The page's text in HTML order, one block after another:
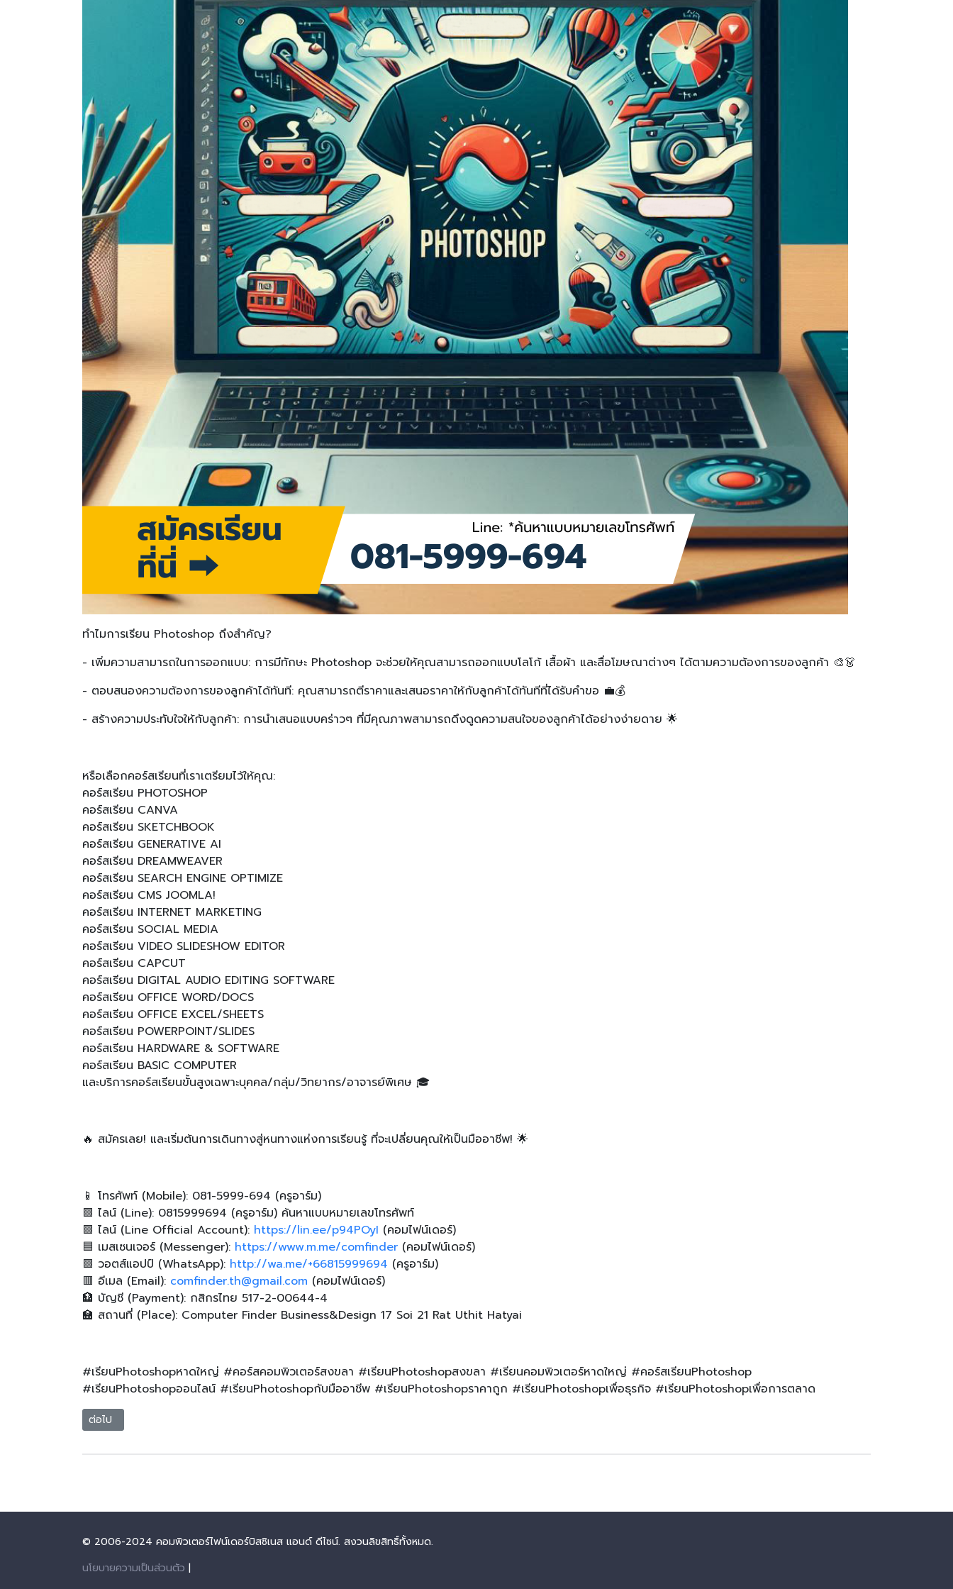
ทำไมการเรียน Photoshop ถึงสำคัญ?
- เพิ่มความสามารถในการออกแบบ: การมีทักษะ Photoshop จะช่วยให้คุณสามารถออกแบบโลโก้ เสื้อผ้า และสื่อโฆษณาต่างๆ ได้ตามความต้องการของลูกค้า 🎨👗
- ตอบสนองความต้องการของลูกค้าได้ทันที: คุณสามารถตีราคาและเสนอราคาให้กับลูกค้าได้ทันทีที่ได้รับคำขอ 💼💰
- สร้างความประทับใจให้กับลูกค้า: การนำเสนอแบบคร่าวๆ ที่มีคุณภาพสามารถดึงดูดความสนใจของลูกค้าได้อย่างง่ายดาย 🌟
หรือเลือกคอร์สเรียนที่เราเตรียมไว้ให้คุณ:
คอร์สเรียน PHOTOSHOP
คอร์สเรียน CANVA
คอร์สเรียน SKETCHBOOK
คอร์สเรียน GENERATIVE AI
คอร์สเรียน DREAMWEAVER
คอร์สเรียน SEARCH ENGINE OPTIMIZE
คอร์สเรียน CMS JOOMLA!
คอร์สเรียน INTERNET MARKETING
คอร์สเรียน SOCIAL MEDIA
คอร์สเรียน VIDEO SLIDESHOW EDITOR
คอร์สเรียน CAPCUT
คอร์สเรียน DIGITAL AUDIO EDITING SOFTWARE
คอร์สเรียน OFFICE WORD/DOCS
คอร์สเรียน OFFICE EXCEL/SHEETS
คอร์สเรียน POWERPOINT/SLIDES
คอร์สเรียน HARDWARE & SOFTWARE
คอร์สเรียน BASIC COMPUTER
และบริการคอร์สเรียนขั้นสูงเฉพาะบุคคล/กลุ่ม/วิทยากร/อาจารย์พิเศษ 🎓
🔥 สมัครเลย! และเริ่มต้นการเดินทางสู่หนทางแห่งการเรียนรู้ ที่จะเปลี่ยนคุณให้เป็นมืออาชีพ! 🌟
📱 โทรศัพท์ (Mobile): 081-5999-694 (ครูอาร์ม)
🟩 ไลน์ (Line): 0815999694 (ครูอาร์ม) ค้นหาแบบหมายเลขโทรศัพท์
🟩 ไลน์ (Line Official Account): https://lin.ee/p94POyI (คอมไฟน์เดอร์)
🟦 เมสเซนเจอร์ (Messenger): https://www.m.me/comfinder (คอมไฟน์เดอร์)
🟩 วอตส์แอปป์ (WhatsApp): http://wa.me/+66815999694 (ครูอาร์ม)
🟥 อีเมล (Email): comfinder.th@gmail.com (คอมไฟน์เดอร์)
🏦 บัญชี (Payment): กสิกรไทย 517-2-00644-4
🏫 สถานที่ (Place): Computer Finder Business&Design 17 Soi 21 Rat Uthit Hatyai
#เรียนPhotoshopหาดใหญ่ #คอร์สคอมพิวเตอร์สงขลา #เรียนPhotoshopสงขลา #เรียนคอมพิวเตอร์หาดใหญ่ #คอร์สเรียนPhotoshop
#เรียนPhotoshopออนไลน์ #เรียนPhotoshopกับมืออาชีพ #เรียนPhotoshopราคาถูก #เรียนPhotoshopเพื่อธุรกิจ #เรียนPhotoshopเพื่อการตลาด
เนื้อหาถัดไป: เปลี่ยนไอเดียเสื้อผ้าเป็นผลงานกราฟิก?
ต่อไป
© 2006-2024 คอมพิวเตอร์ไฟน์เดอร์บิสซิเนส แอนด์ ดีไซน์. สงวนลิขสิทธิ์ทั้งหมด.
นโยบายความเป็นส่วนตัว |